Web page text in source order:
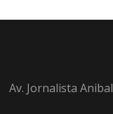
Av. Jornalista